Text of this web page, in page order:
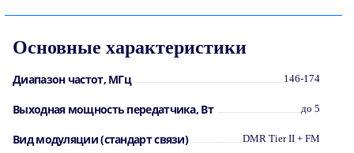
Основные характеристики
Диапазон частот, МГц 146-174
Выходная мощность передатчика, Вт до 5
Вид модуляции (стандарт связи) DMR Tier II + FM